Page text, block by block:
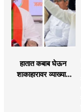
हातात कबाब घेऊन
शाकाहारावर व्याख्यान